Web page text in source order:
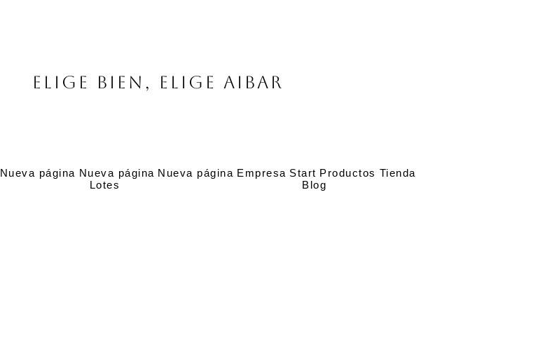
Elige bien, elige Aibar
Nueva página Nueva página Nueva página Empresa Start Productos Tienda
Lotes Blog